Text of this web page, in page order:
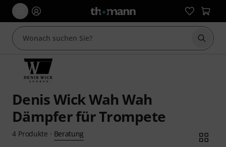
Suche
Denis Wick Wah Wah
Dämpfer für Trompete
4 Produkte · Beratung